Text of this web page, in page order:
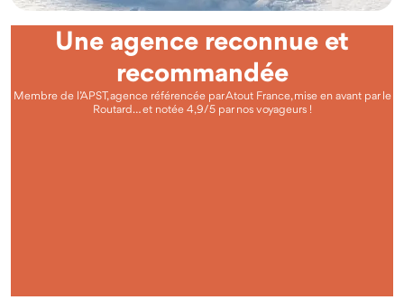
Une agence reconnue et
recommandée
Membre de l’APST, agence référencée par Atout France, mise en avant par le
Routard… et notée 4,9/5 par nos voyageurs !